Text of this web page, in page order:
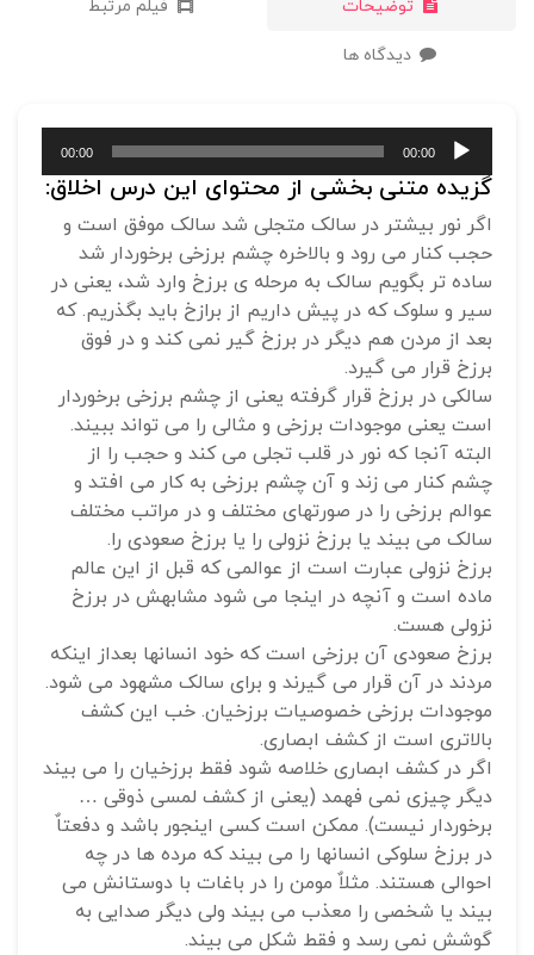
توضیحات فیلم مرتبط
دیدگاه ها
پخش‌کننده
صوت
00:00
00:00
گزیده متنی بخشی از محتوای این درس اخلاق:
اگر نور بیشتر در سالک متجلی شد سالک موفق است و
حجب کنار می رود و بالاخره چشم برزخی برخوردار شد
ساده تر بگویم سالک به مرحله ی برزخ وارد شد، یعنی در
سیر و سلوک که در پیش داریم از برازخ باید بگذریم. که
بعد از مردن هم دیگر در برزخ گیر نمی کند و در فوق
برزخ قرار می گیرد.
سالکی در برزخ قرار گرفته یعنی از چشم برزخی برخوردار
است یعنی موجودات برزخی و مثالی را می تواند ببیند.
البته آنجا که نور در قلب تجلی می کند و حجب را از
چشم کنار می زند و آن چشم برزخی به کار می افتد و
عوالم برزخی را در صورتهای مختلف و در مراتب مختلف
سالک می بیند یا برزخ نزولی را یا برزخ صعودی را.
برزخ نزولی عبارت است از عوالمی که قبل از این عالم
ماده است و آنچه در اینجا می شود مشابهش در برزخ
نزولی هست.
برزخ صعودی آن برزخی است که خود انسانها بعداز اینکه
مردند در آن قرار می گیرند و برای سالک مشهود می شود.
موجودات برزخی خصوصیات برزخیان. خب این کشف
بالاتری است از کشف ابصاری.
اگر در کشف ابصاری خلاصه شود فقط برزخیان را می بیند
دیگر چیزی نمی فهمد (یعنی از کشف لمسی ذوقی …
برخوردار نیست). ممکن است کسی اینجور باشد و دفعتاٌ
در برزخ سلوکی انسانها را می بیند که مرده ها در چه
احوالی هستند. مثلاٌ مومن را در باغات با دوستانش می
بیند یا شخصی را معذب می بیند ولی دیگر صدایی به
گوشش نمی رسد و فقط شکل می بیند.